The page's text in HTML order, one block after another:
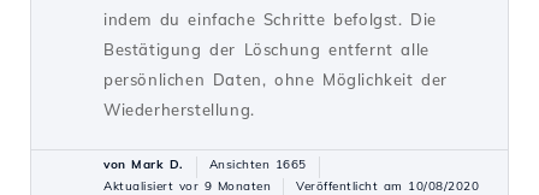
indem du einfache Schritte befolgst. Die
Bestätigung der Löschung entfernt alle
persönlichen Daten, ohne Möglichkeit der
Wiederherstellung.
von Mark D.
Ansichten 1665
Aktualisiert vor 9 Monaten
Veröffentlicht am 10/08/2020